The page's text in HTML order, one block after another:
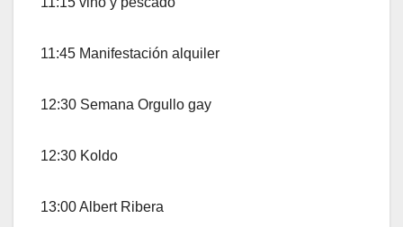
11:45 Manifestación alquiler
12:30 Semana Orgullo gay
12:30 Koldo
13:00 Albert Ribera